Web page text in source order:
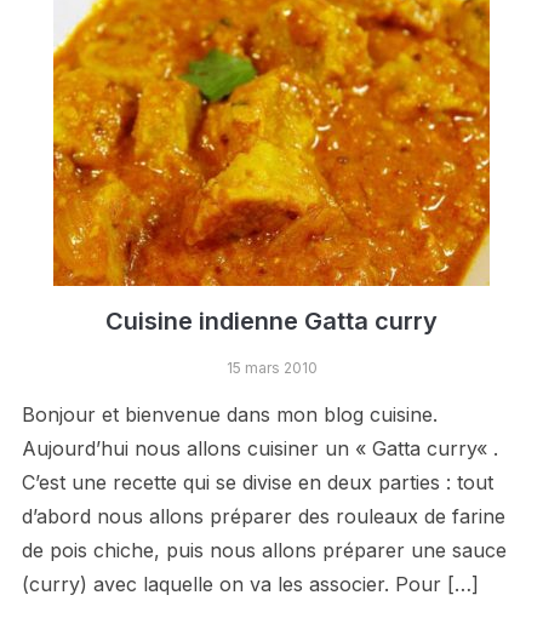
Cuisine indienne Gatta curry
15 mars 2010
Bonjour et bienvenue dans mon blog cuisine.
Aujourd’hui nous allons cuisiner un « Gatta curry« .
C’est une recette qui se divise en deux parties : tout
d’abord nous allons préparer des rouleaux de farine
de pois chiche, puis nous allons préparer une sauce
(curry) avec laquelle on va les associer. Pour […]